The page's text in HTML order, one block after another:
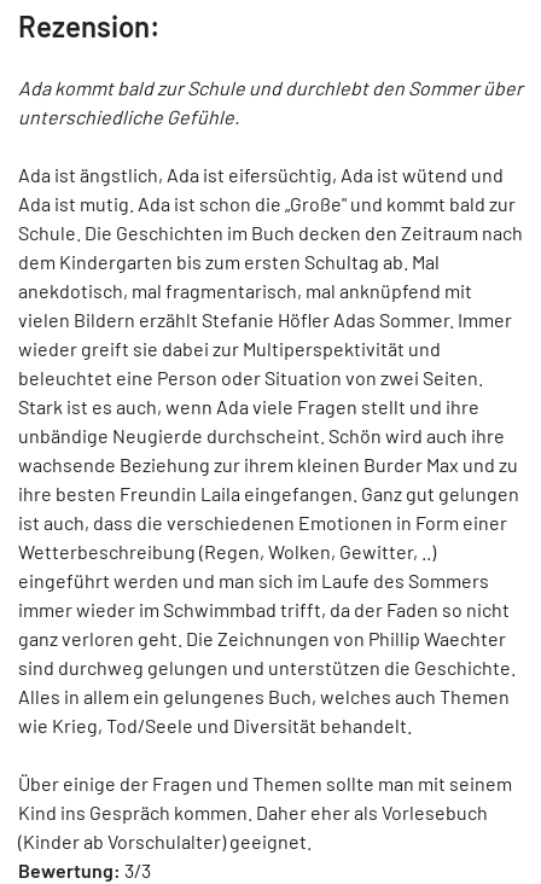
Rezension:
Ada kommt bald zur Schule und durchlebt den Sommer über
unterschiedliche Gefühle.
Ada ist ängstlich, Ada ist eifersüchtig, Ada ist wütend und
Ada ist mutig. Ada ist schon die „Große" und kommt bald zur
Schule. Die Geschichten im Buch decken den Zeitraum nach
dem Kindergarten bis zum ersten Schultag ab. Mal
anekdotisch, mal fragmentarisch, mal anknüpfend mit
vielen Bildern erzählt Stefanie Höfler Adas Sommer. Immer
wieder greift sie dabei zur Multiperspektivität und
beleuchtet eine Person oder Situation von zwei Seiten.
Stark ist es auch, wenn Ada viele Fragen stellt und ihre
unbändige Neugierde durchscheint. Schön wird auch ihre
wachsende Beziehung zur ihrem kleinen Burder Max und zu
ihre besten Freundin Laila eingefangen. Ganz gut gelungen
ist auch, dass die verschiedenen Emotionen in Form einer
Wetterbeschreibung (Regen, Wolken, Gewitter, ..)
eingeführt werden und man sich im Laufe des Sommers
immer wieder im Schwimmbad trifft, da der Faden so nicht
ganz verloren geht. Die Zeichnungen von Phillip Waechter
sind durchweg gelungen und unterstützen die Geschichte.
Alles in allem ein gelungenes Buch, welches auch Themen
wie Krieg, Tod/Seele und Diversität behandelt.
Über einige der Fragen und Themen sollte man mit seinem
Kind ins Gespräch kommen. Daher eher als Vorlesebuch
(Kinder ab Vorschulalter) geeignet.
Bewertung: 3/3